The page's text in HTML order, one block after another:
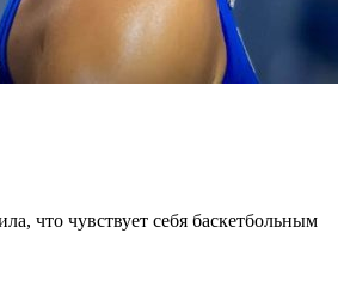
что чувствует себя баскетбольным